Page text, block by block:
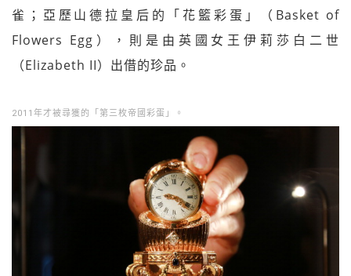
雀；亞歷山德拉皇后的「花籃彩蛋」（Basket of
Flowers Egg），則是由英國女王伊莉莎白二世
（Elizabeth II）出借的珍品。
2011年才被尋獲的「第三枚帝國彩蛋」。